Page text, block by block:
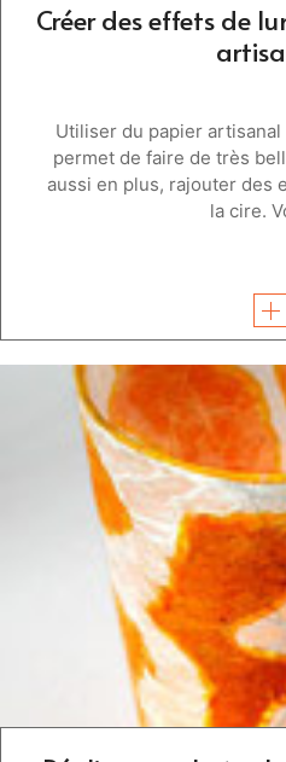
Créer des effets de
Utiliser du papier
permet de faire de très
aussi en plus, rajouter des
la cire.